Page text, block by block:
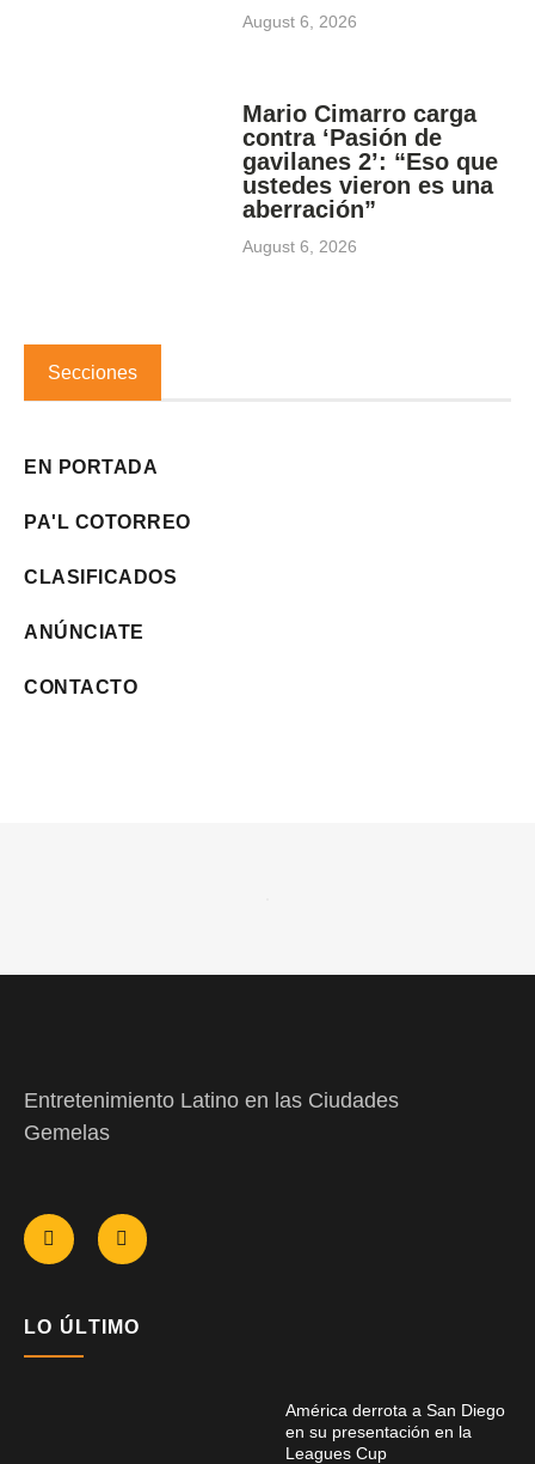
August 6, 2026
Mario Cimarro carga
contra ‘Pasión de
gavilanes 2’: “Eso que
ustedes vieron es una
aberración”
August 6, 2026
Secciones
EN PORTADA
PA'L COTORREO
CLASIFICADOS
ANÚNCIATE
CONTACTO
Entretenimiento Latino en las Ciudades
Gemelas
LO ÚLTIMO
América derrota a San Diego
en su presentación en la
Leagues Cup